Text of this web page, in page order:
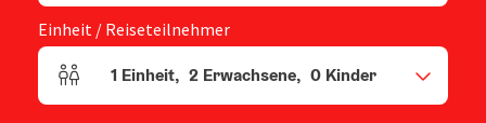
Einheit / Reiseteilnehmer
Einheitenanzahl und Personenfelder
1 Einheit, 2 Erwachsene, 0 Kinder